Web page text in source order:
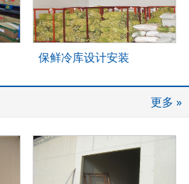
保鲜冷库设计安装
更多 »